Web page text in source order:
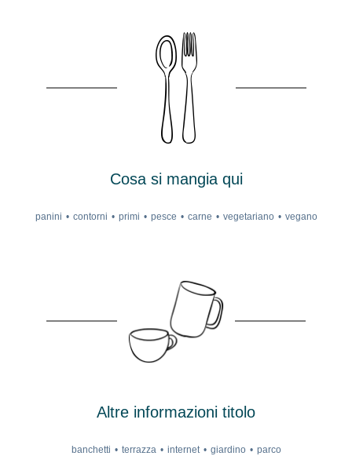
Cosa si mangia qui
panini contorni primi pesce carne vegetariano vegano
Altre informazioni titolo
banchetti terrazza internet giardino parco